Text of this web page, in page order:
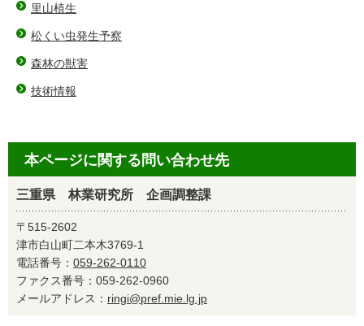
里山植生
松くい虫発生予察
森林の獣害
技術情報
本ページに関する問い合わせ先
三重県 林業研究所 企画調整課
〒515-2602
津市白山町二本木3769-1
電話番号： 059-262-0110
ファクス番号：059-262-0960
メールアドレス： ringi@pref.mie.lg.jp